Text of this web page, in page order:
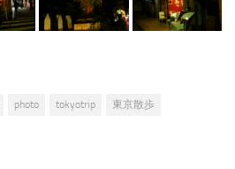
photo tokyotrip 東京散歩